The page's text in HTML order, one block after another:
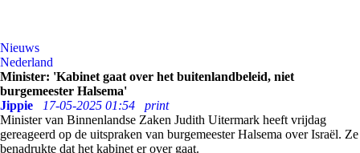
Nieuws
Nederland
Minister: 'Kabinet gaat over het buitenlandbeleid, niet
burgemeester Halsema'
Jippie
17-05-2025 01:54
print
Minister van Binnenlandse Zaken Judith Uitermark heeft vrijdag
gereageerd op de uitspraken van burgemeester Halsema over Israël. Ze
benadrukte dat het kabinet er over gaat.